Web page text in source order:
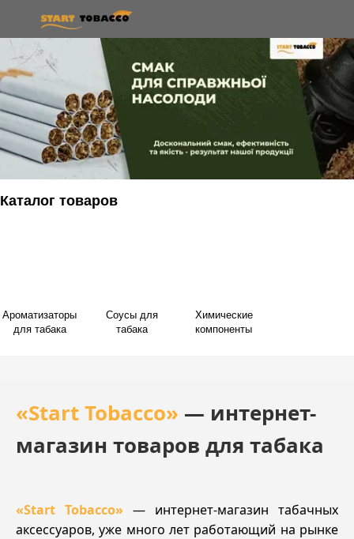
Каталог товаров
Ароматизаторы
для табака
Соусы для
табака
Химические
компоненты
«Start Tobacco» — интернет-
магазин товаров для табака
«Start Tobacco» — интернет-магазин табачных
аксессуаров, уже много лет работающий на рынке